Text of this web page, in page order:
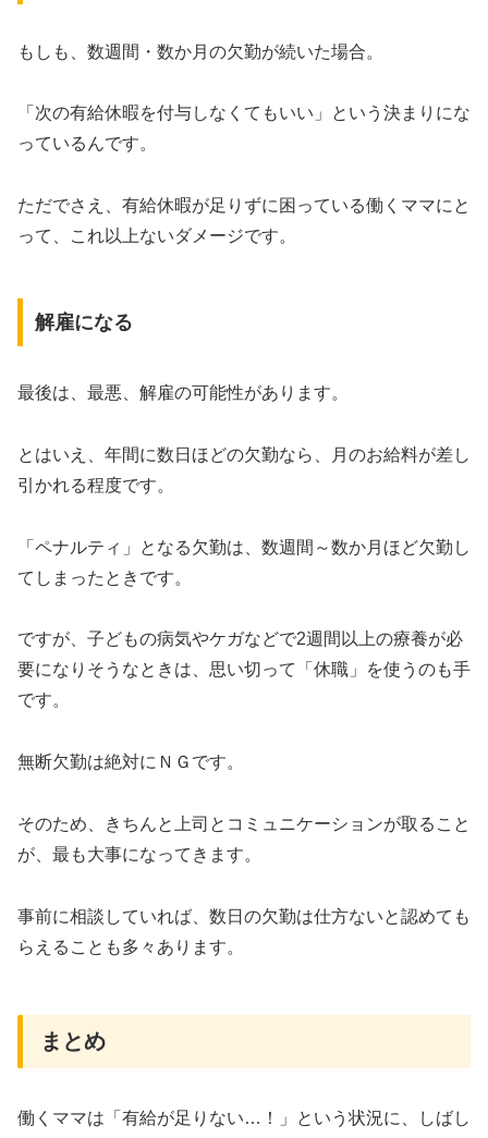
もしも、数週間・数か月の欠勤が続いた場合。
「次の有給休暇を付与しなくてもいい」という決まりにな
っているんです。
ただでさえ、有給休暇が足りずに困っている働くママにと
って、これ以上ないダメージです。
解雇になる
最後は、最悪、解雇の可能性があります。
とはいえ、年間に数日ほどの欠勤なら、月のお給料が差し
引かれる程度です。
「ペナルティ」となる欠勤は、数週間～数か月ほど欠勤し
てしまったときです。
ですが、子どもの病気やケガなどで2週間以上の療養が必
要になりそうなときは、思い切って「休職」を使うのも手
です。
無断欠勤は絶対にＮＧです。
そのため、きちんと上司とコミュニケーションが取ること
が、最も大事になってきます。
事前に相談していれば、数日の欠勤は仕方ないと認めても
らえることも多々あります。
まとめ
働くママは「有給が足りない…！」という状況に、しばし